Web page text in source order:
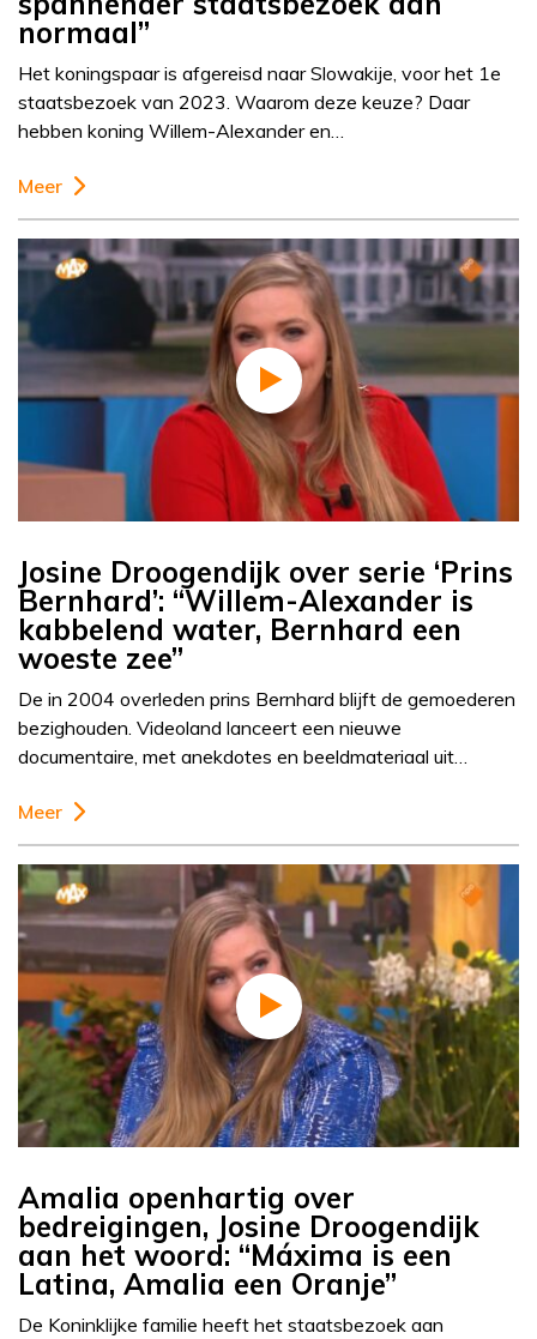
normaal”
Het koningspaar is afgereisd naar Slowakije, voor het 1e
staatsbezoek van 2023. Waarom deze keuze? Daar
hebben koning Willem-Alexander en…
Meer
Josine Droogendijk over serie ‘Prins
Bernhard’: “Willem-Alexander is
kabbelend water, Bernhard een
woeste zee”
De in 2004 overleden prins Bernhard blijft de gemoederen
bezighouden. Videoland lanceert een nieuwe
documentaire, met anekdotes en beeldmateriaal uit…
Meer
Amalia openhartig over
bedreigingen, Josine Droogendijk
aan het woord: “Máxima is een
Latina, Amalia een Oranje”
De Koninklijke familie heeft het staatsbezoek aan